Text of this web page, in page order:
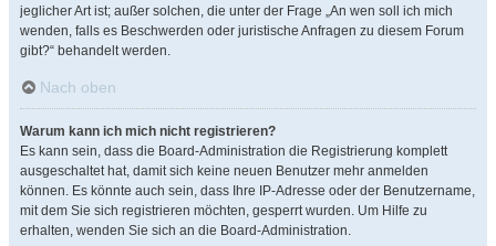
jeglicher Art ist; außer solchen, die unter der Frage „An wen soll ich mich
wenden, falls es Beschwerden oder juristische Anfragen zu diesem Forum
gibt?“ behandelt werden.
Nach oben
Warum kann ich mich nicht registrieren?
Es kann sein, dass die Board-Administration die Registrierung komplett
ausgeschaltet hat, damit sich keine neuen Benutzer mehr anmelden
können. Es könnte auch sein, dass Ihre IP-Adresse oder der Benutzername,
mit dem Sie sich registrieren möchten, gesperrt wurden. Um Hilfe zu
erhalten, wenden Sie sich an die Board-Administration.